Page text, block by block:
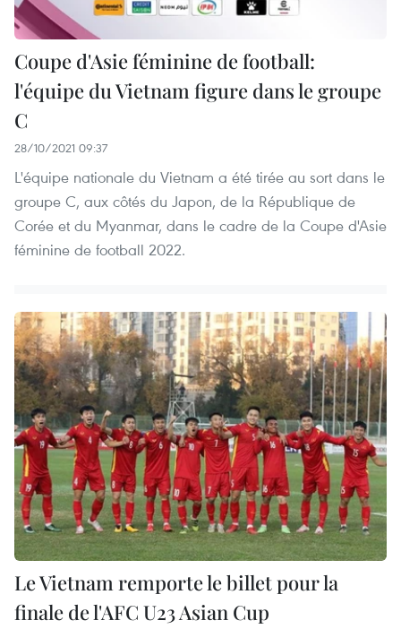
Coupe d'Asie féminine de football:
l'équipe du Vietnam figure dans le groupe
C
28/10/2021 09:37
L'équipe nationale du Vietnam a été tirée au sort dans le
groupe C, aux côtés du Japon, de la République de
Corée et du Myanmar, dans le cadre de la Coupe d'Asie
féminine de football 2022.
Le Vietnam remporte le billet pour la
finale de l'AFC U23 Asian Cup